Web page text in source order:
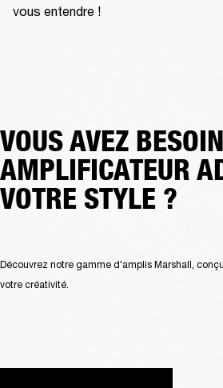
vous entendre !
VOUS AVEZ
AMPLIFICATEUR
VOTRE STYLE ?
Découvrez notre gamme d'amplis Marshall,
votre créativité.